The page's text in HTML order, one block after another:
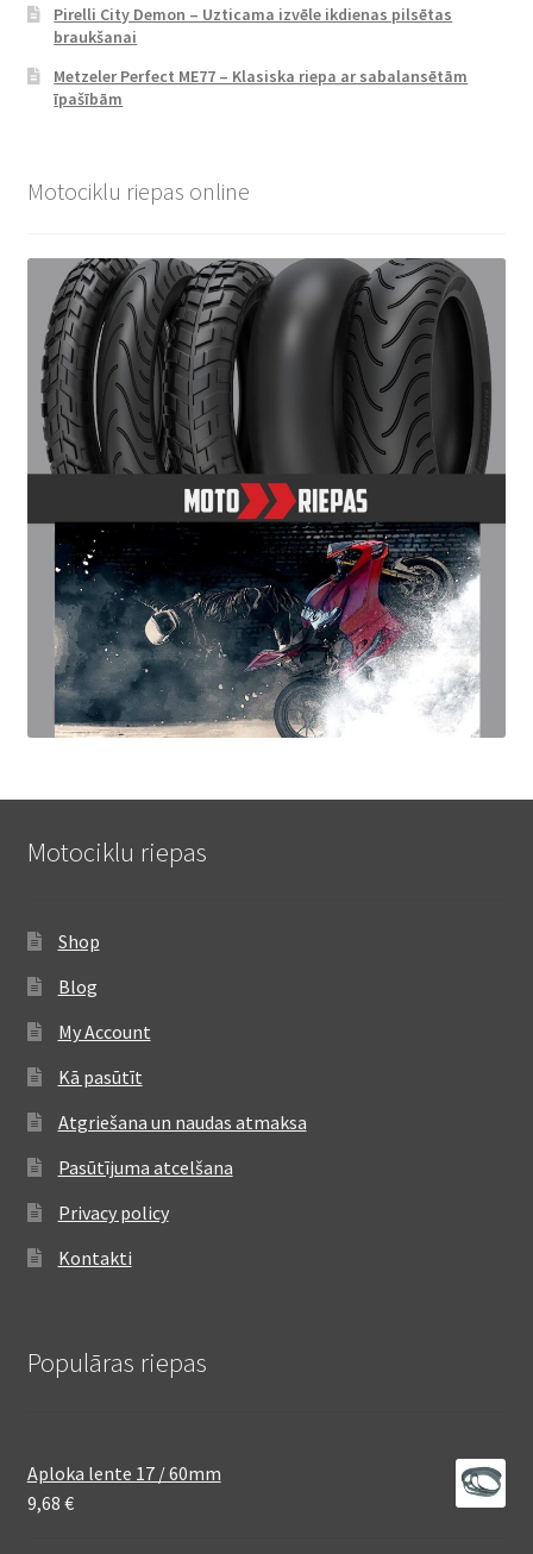
Pirelli City Demon – Uzticama izvēle ikdienas pilsētas
braukšanai
Metzeler Perfect ME77 – Klasiska riepa ar sabalansētām
īpašībām
Motociklu riepas online
Motociklu riepas
Shop
Blog
My Account
Kā pasūtīt
Atgriešana un naudas atmaksa
Pasūtījuma atcelšana
Privacy policy
Kontakti
Populāras riepas
Aploka lente 17 / 60mm
9,68 €